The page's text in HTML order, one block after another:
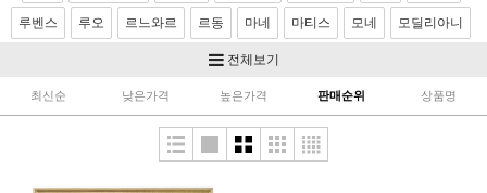
루벤스 루오 르느와르 르동 마네 마티스 모네 모딜리아니
미켈란젤로
벨라스케스 보티첼리 부셰 브론치노 브뢰겔 사전트
소로야 쇠라 스텁스 시냑
에곤쉴레 엘그레코 와토
전체보기
최신순 낮은가격 높은가격 판매순위 상품명